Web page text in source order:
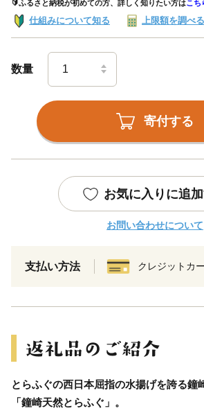
🔰ふるさと納税が初めての方、詳しく知りたい方はこち
仕組みについて知る 上限額を調べる
数量
寄付する
お気に入りに追
お問い合わせについて
支払い方法 クレジットカ
とらふぐの西日本屈指の水揚げを誇る鐘
「鐘崎天然とらふぐ」。